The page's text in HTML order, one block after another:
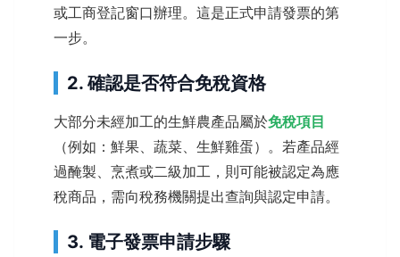
或工商登記窗口辦理。這是正式申請發票的第
一步。
2. 確認是否符合免稅資格
大部分未經加工的生鮮農產品屬於免稅項目
（例如：鮮果、蔬菜、生鮮雞蛋）。若產品經
過醃製、烹煮或二級加工，則可能被認定為應
稅商品，需向稅務機關提出查詢與認定申請。
3. 電子發票申請步驟